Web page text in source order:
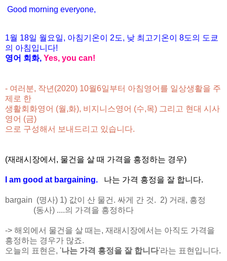
Good morning everyone,
1월 18일 월요일, 아침기온이 2도, 낮 최고기온이
8도의 도쿄
의 아침입니다!
영어 회화, Yes, you can!
- 여러분, 작년(2020) 10월6일부터 아침영어를 일상생활을 주
제로 한
생활회화영어 (월,화), 비지니스영어 (수,목) 그리고 현대 시사
영어 (금)
으로 구성해서 보내드리고 있습니다.
(재래시장에서, 물건을 살 때 가격을 흥정하는 경우)
I am good at bargaining. 나는 가격 흥정을 잘 합니다.
bargain (명사) 1) 값이 산 물건. 싸게 간 것. 2) 거래, 흥정
(동사) ....의 가격을 흥정하다
-> 해외에서 물건을 살 때는, 재래시장에서는 아직도 가격을
흥정하는 경우가 많죠.
오늘의 표현은, '나는 가격 흥정을 잘 합니다'라는 표현입니다.